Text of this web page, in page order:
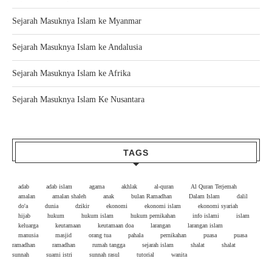
Sejarah Masuknya Islam ke Myanmar
Sejarah Masuknya Islam ke Andalusia
Sejarah Masuknya Islam ke Afrika
Sejarah Masuknya Islam Ke Nusantara
TAGS
adab adab islam agama akhlak al-quran
Al Quran Terjemah
amalan
amalan shaleh anak bulan Ramadhan Dalam Islam
dalil
do'a
dunia dzikir ekonomi ekonomi islam
ekonomi syariah
hijab
hukum hukum islam hukum pernikahan info islami
islam
keluarga
keutamaan keutamaan doa larangan
larangan islam
manusia
masjid orang tua pahala pernikahan puasa
puasa
ramadhan
ramadhan rumah tangga sejarah islam shalat
shalat
sunnah
suami istri sunnah rasul tutorial wanita